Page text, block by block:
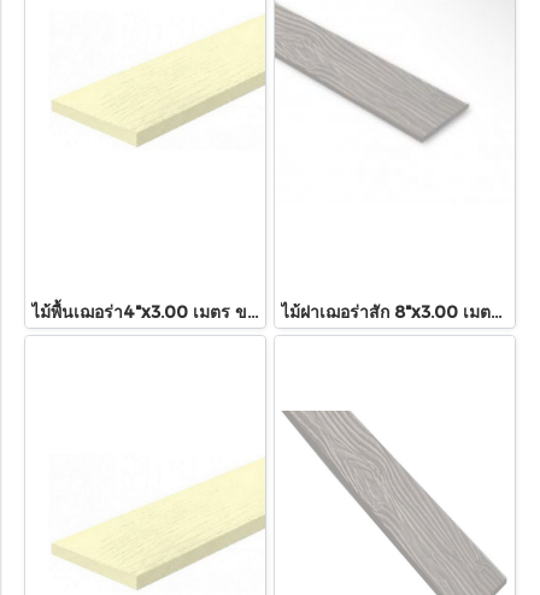
ไม้พื้นเฌอร่า4"x3.00 เมตร ขาวมะลิ ไม้ฝาเฌอร่าสัก 8"x3.00 เมตร (สีธรรมชาติ)